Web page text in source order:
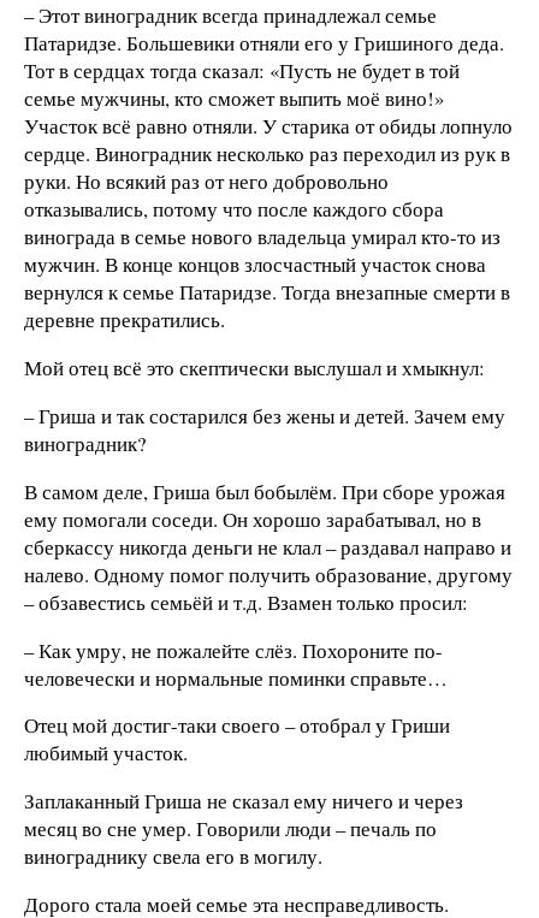
– Этот виноградник всегда принадлежал семье
Патаридзе. Большевики отняли его у Гришиного деда.
Тот в сердцах тогда сказал: «Пусть не будет в той
семье мужчины, кто сможет выпить моё вино!»
Участок всё равно отняли. У старика от обиды лопнуло
сердце. Виноградник несколько раз переходил из рук в
руки. Но всякий раз от него добровольно
отказывались, потому что после каждого сбора
винограда в семье нового владельца умирал кто-то из
мужчин. В конце концов злосчастный участок снова
вернулся к семье Патаридзе. Тогда внезапные смерти в
деревне прекратились.
Мой отец всё это скептически выслушал и хмыкнул:
– Гриша и так состарился без жены и детей. Зачем ему
виноградник?
В самом деле, Гриша был бобылём. При сборе урожая
ему помогали соседи. Он хорошо зарабатывал, но в
сберкассу никогда деньги не клал – раздавал направо и
налево. Одному помог получить образование, другому
– обзавестись семьёй и т.д. Взамен только просил:
– Как умру, не пожалейте слёз. Похороните по-
человечески и нормальные поминки справьте…
Отец мой достиг-таки своего – отобрал у Гриши
любимый участок.
Заплаканный Гриша не сказал ему ничего и через
месяц во сне умер. Говорили люди – печаль по
винограднику свела его в могилу.
Дорого стала моей семье эта несправедливость.